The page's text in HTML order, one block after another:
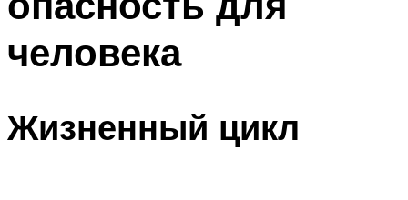
человека
Жизненный цикл